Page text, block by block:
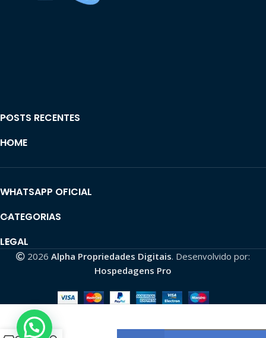
POSTS RECENTES
HOME
WHATSAPP OFICIAL
CATEGORIAS
LEGAL
2026 Alpha Propriedades Digitais. Desenvolvido por:
Hospedagens Pro
Canal
YouTube
8560